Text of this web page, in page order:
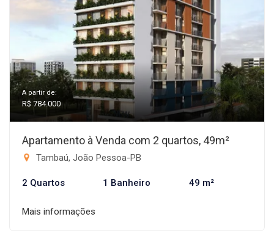
A partir de:
R$ 784.000
Apartamento à Venda com 2 quartos, 49m²
Tambaú, João Pessoa-PB
2 Quartos 1 Banheiro 49 m²
Mais informações